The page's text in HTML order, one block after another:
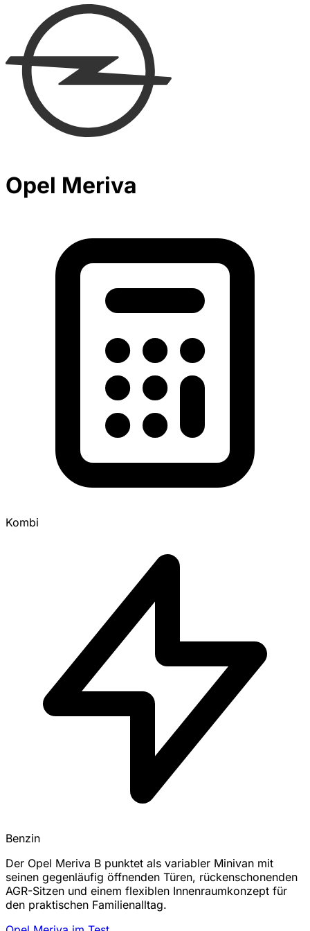
Opel Meriva
Kombi
Benzin
Der Opel Meriva B punktet als variabler Minivan mit
seinen gegenläufig öffnenden Türen, rückenschonenden
AGR-Sitzen und einem flexiblen Innenraumkonzept für
den praktischen Familienalltag.